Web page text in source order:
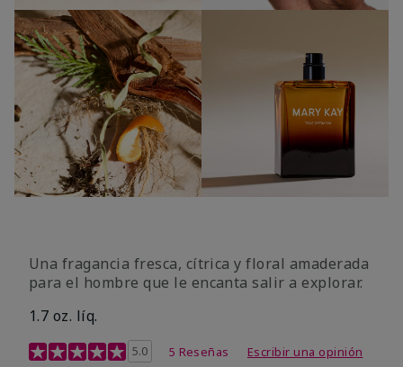
Una fragancia fresca, cítrica y floral amaderada
para el hombre que le encanta salir a explorar.
1.7 oz. líq.
Calificación de clientes de 3,4 de 5
5.0 5 Reseñas Escribir una opinión